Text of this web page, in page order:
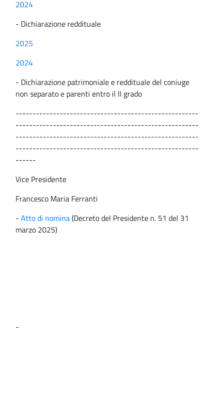
2024
- Dichiarazione reddituale
2025
2024
- Dichiarazione patrimoniale e reddituale del coniuge
non separato e parenti entro il II grado
------------------------------------------------------
------------------------------------------------------
------------------------------------------------------
------------------------------------------------------
------
Vice Presidente
Francesco Maria Ferranti
- Atto di nomina(Decreto del Presidente n. 51 del 31
marzo 2025)
-